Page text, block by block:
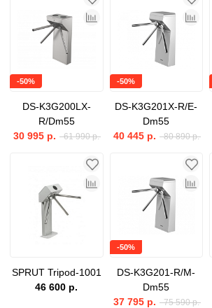
-50%
DS-K3G200LX-
R/Dm55
61 990 р.
30 995 р.
-50%
DS-K3G201X-R/E-
Dm55
80 890 р.
40 445 р.
SPRUT Tripod-1001
46 600 р.
-50%
DS-K3G201-R/M-
Dm55
75 590 р.
37 795 р.